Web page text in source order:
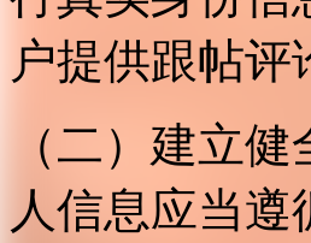
户提供跟帖评
（二）建立
人信息应当